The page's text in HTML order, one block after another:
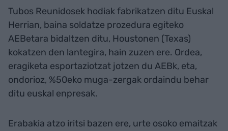
Tubos Reunidosek hodiak fabrikatzen ditu Euskal
Herrian, baina soldatze prozedura egiteko
AEBetara bidaltzen ditu, Houstonen (Texas)
kokatzen den lantegira, hain zuzen ere. Ordea,
eragiketa esportaziotzat jotzen du AEBk, eta,
ondorioz, %50eko muga-zergak ordaindu behar
ditu euskal enpresak.
Erabakia atzo iritsi bazen ere, urte osoko emaitzak